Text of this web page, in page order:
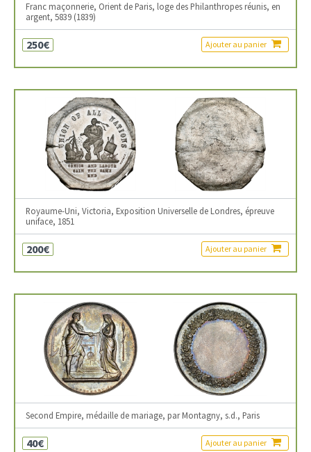
Franc maçonnerie, Orient de Paris, loge des Philanthropes réunis, en
argent, 5839 (1839)
250€ Ajouter au panier
Royaume-Uni, Victoria, Exposition Universelle de Londres, épreuve
uniface, 1851
200€ Ajouter au panier
Second Empire, médaille de mariage, par Montagny, s.d., Paris
40€ Ajouter au panier